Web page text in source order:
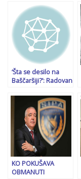
‘Šta se desilo na
Baščaršiji?’: Radovan
da će 1. mart biti…
KO POKUŠAVA
OBMANUTI